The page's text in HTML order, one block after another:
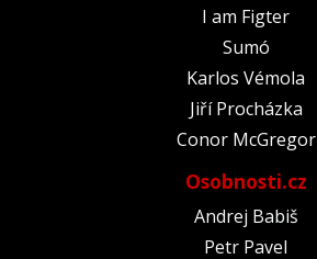
I am Figter
Sumó
Karlos Vémola
Jiří Procházka
Conor McGregor
Osobnosti.cz
Andrej Babiš
Petr Pavel